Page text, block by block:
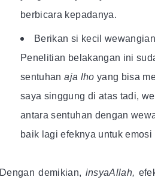
berbicara kepadanya.
Berikan si kecil
Penelitian belakangan ini
sentuhanaja lho yang bisa
saya singgung di atas tadi,
antara sentuhan dengan
baik lagi efeknya untuk emosi
Dengan demikian, insyaAllah,